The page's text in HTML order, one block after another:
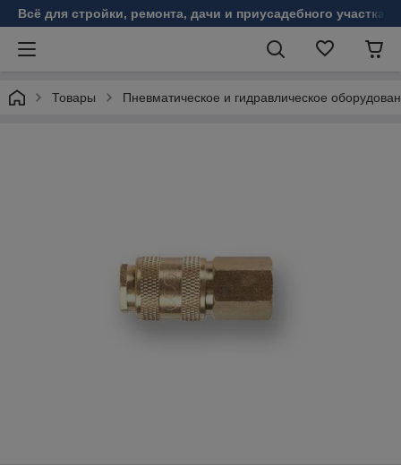
Всё для стройки, ремонта, дачи и приусадебного участка!
Товары Пневматическое и гидравлическое